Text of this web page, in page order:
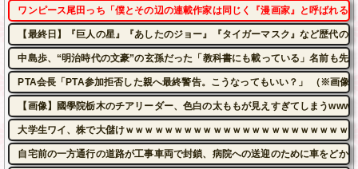
ワンピース尾田っち「僕とその辺の連載作家は同じく『漫画家』と呼ばれる
【最終日】『巨人の星』『あしたのジョー』『タイガーマスク』など歴代
中島歩、“明治時代の文豪”の玄孫だった「教科書にも載っている」名前も先
PTA会長「PTA参加拒否した親へ最終警告。こうなってもいい？」 （※画像
【画像】國學院栃木のチアリーダー、色白の太ももが見えすぎてしまうwww
大学生ワイ、株で大儲けｗｗｗｗｗｗｗｗｗｗｗｗｗｗｗｗｗｗｗｗｗｗｗ
自宅前の一方通行の道路が工事車両で封鎖、病院への送迎のために車をど